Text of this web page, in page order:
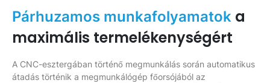
Párhuzamos munkafolyamatok a
maximális termelékenységért
A CNC-esztergában történő megmunkálás során automatikus
átadás történik a megmunkálógép főorsójából az